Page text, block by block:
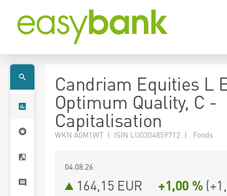
Candriam Equities L
Optimum Quality, C -
Capitalisation
WKN A0M1WT | ISIN LU0304859712 | Fonds
04.08.26
164,15 EUR +1,00 % (